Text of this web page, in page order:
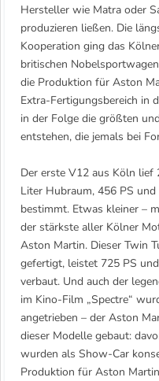
Hersteller wie Matra oder
produzieren ließen. Die
Kooperation ging das
britischen
die Produktion für Aston
Extra-Fertigungsbereich in
in der Folge die größten
entstehen, die jemals bei
Der erste V12 aus Köln lief
Liter Hubraum, 456 PS
bestimmt. Etwas kleiner –
der stärkste aller Kölner
Aston Martin. Dieser Twin
gefertigt, leistet 725 PS
verbaut. Und auch der
im Kino-Film „Spectre“
angetrieben – der Aston
dieser Modelle gebaut:
wurden als Show-Car
Produktion für Aston